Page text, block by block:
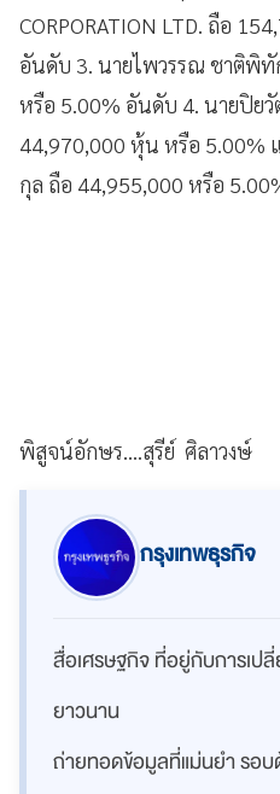
CORPORATION LTD. ถือ
อันดับ 3. นายไพวรรณ ชาติพิ
หรือ 5.00% อันดับ 4. นายปิย
44,970,000 หุ้น หรือ 5.00%
กุล ถือ 44,955,000 หรือ
พิสูจน์อักษร....สุรีย์ ศิลาวงษ์
กรุงเทพธุรกิจ
สื่อเศรษฐกิจ ที่อยู่กับการเป
ยาวนาน
ถ่ายทอดข้อมูลที่แม่นยำ รอ